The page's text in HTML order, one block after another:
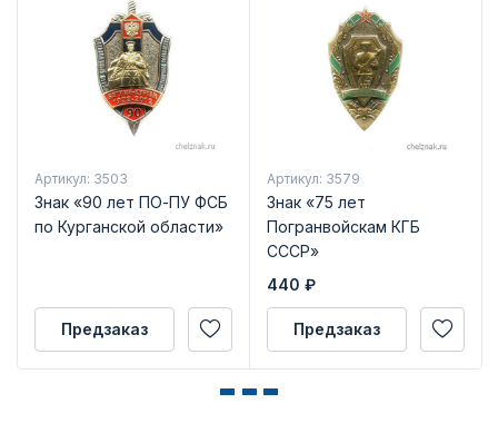
Артикул: 3503
Знак «90 лет ПО-ПУ ФСБ
по Курганской области»
Предзаказ
Артикул: 3579
Знак «75 лет
Погранвойскам КГБ
СССР»
440 ₽
Предзаказ